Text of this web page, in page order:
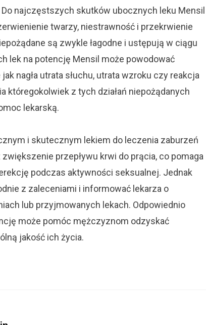
Do najczęstszych skutków ubocznych leku Mensil
twarzy, niestrawność i przekrwienie
są zwykle łagodne i ustępują w ciągu
lek na potencję Mensil może powodować
nagła utrata słuchu, utrata wzroku czy reakcja
któregokolwiek z tych działań niepożądanych
lekarską.
i skutecznym lekiem do leczenia zaburzeń
przepływu krwi do prącia, co pomaga
podczas aktywności seksualnej. Jednak
z zaleceniami i informować lekarza o
lub przyjmowanych lekach. Odpowiednio
może pomóc mężczyznom odzyskać
jakość ich życia.